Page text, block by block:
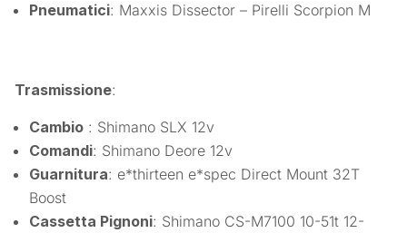
Pneumatici: Maxxis Dissector – Pirelli Scorpion M
Trasmissione:
Cambio : Shimano SLX 12v
Comandi: Shimano Deore 12v
Guarnitura: e*thirteen e*spec Direct Mount 32T
Boost
Cassetta Pignoni: Shimano CS-M7100 10-51t 12-